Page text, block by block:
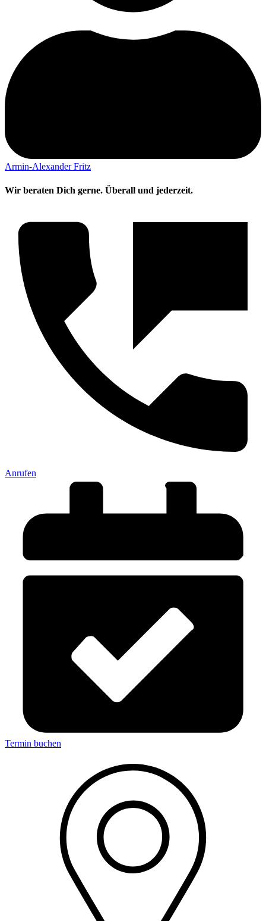
Armin-Alexander Fritz
Wir beraten Dich gerne. Überall und jederzeit.
Anrufen
Termin buchen